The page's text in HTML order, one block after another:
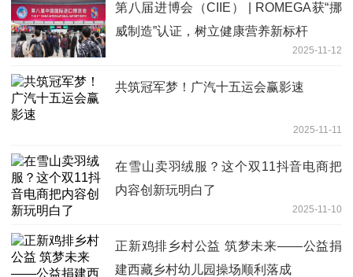
第八届进博会（CIIE） | ROMEGA获“挪
威制造”认证，树立健康营养新标杆
2025-11-12
共筑冠军梦！广汽十五运会赢影速
2025-11-11
在雪山卖羽绒服？这个双11抖音电商把
内容创新玩明白了
2025-11-10
正新鸡排乡村公益 筑梦未来——公益捐
建西藏乡村幼儿园操场顺利落成